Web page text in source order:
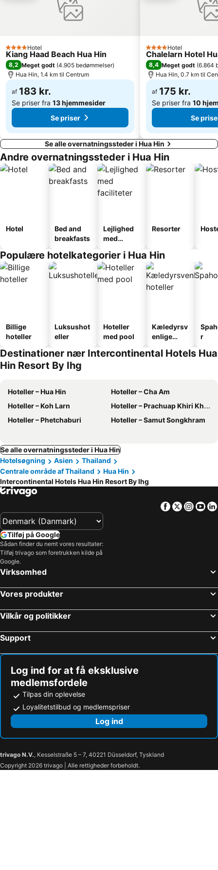
4 Stjerner
Hotel
Kiang Haad Beach Hua Hin
8,2 Meget godt (4.905 bedømmelser)
Hua Hin, 1.4 km til Centrum
af 183 kr.
Se priser fra 13 hjemmesider
Se priser
4 Stjerner
Hotel
Chalelarn Hotel
8,4 Meget godt (6.864
Hua Hin, 0.7 km til
af 175 kr.
Se priser fra 10
Se
Se alle overnatningssteder i Hua Hin
Andre overnatningssteder i Hua Hin
Hotel
Bed and
breakfasts
Lejlighed
med
Resorter
Populære hotelkategorier i Hua Hin
Billige
hoteller
Luksushot
eller
Hoteller
med pool
Kæledyrsv
enlige
r
Destinationer nær Intercontinental Hotels Hua
Hin Resort By Ihg
Hoteller – Hua Hin
Hoteller – Cha Am
Hoteller – Koh Larn
Hoteller – Prachuap Khiri Khan
Hoteller – Phetchaburi
Hoteller – Samut Songkhram
Se alle overnatningssteder i Hua Hin
Hotelsøgning
Asien
Thailand
Centrale område af Thailand
Hua Hin
Intercontinental Hotels Hua Hin Resort By Ihg
Facebook
Twitter
Tilføj på Google
Sådan finder du nemt vores resultater:
Tilføj trivago som foretrukken kilde på
Google.
Virksomhed
Vores produkter
Vilkår og politikker
Support
Log ind for at få eksklusive
medlemsfordele
Tilpas din oplevelse
Loyalitetstilbud og medlemspriser
Log ind
trivago N.V., Kesselstraße 5 – 7, 40221 Düsseldorf, Tyskland
Copyright 2026 trivago | Alle rettigheder forbeholdt.